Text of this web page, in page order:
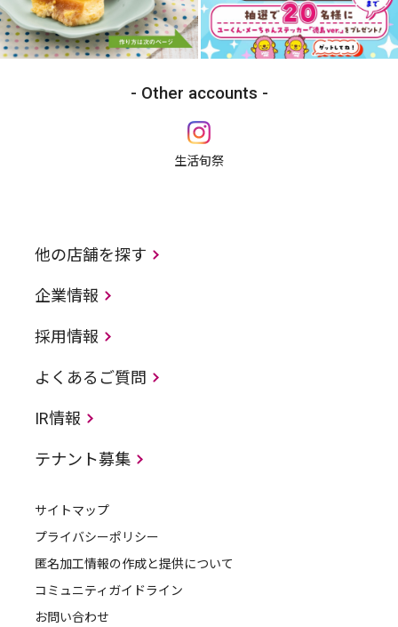
Other accounts
生活旬祭
他の店舗を探す
企業情報
採用情報
よくあるご質問
IR情報
テナント募集
サイトマップ
プライバシーポリシー
匿名加工情報の作成と提供について
コミュニティガイドライン
お問い合わせ